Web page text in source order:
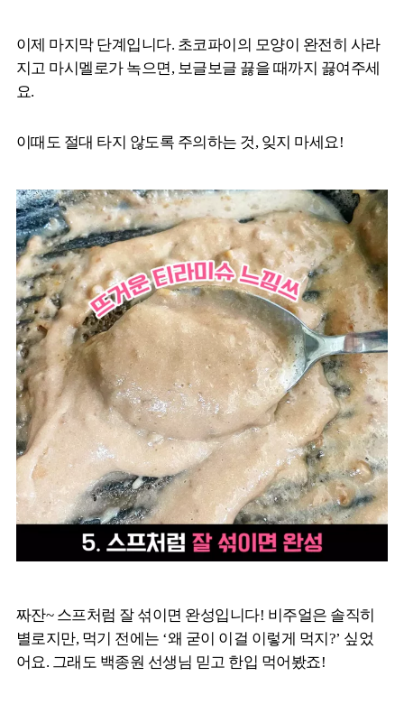
이제 마지막 단계입니다. 초코파이의 모양이 완전히 사라
지고 마시멜로가 녹으면, 보글보글 끓을 때까지 끓여주세
요.
이때도 절대 타지 않도록 주의하는 것, 잊지 마세요!
짜잔~ 스프처럼 잘 섞이면 완성입니다! 비주얼은 솔직히
별로지만, 먹기 전에는 ‘왜 굳이 이걸 이렇게 먹지?’ 싶었
어요. 그래도 백종원 선생님 믿고 한입 먹어봤죠!